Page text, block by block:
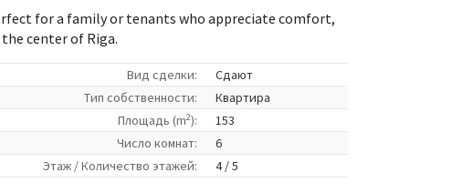
for a family or tenants who appreciate comfort,
center of Riga.
Вид сделки:
Сдают
Tип собственности:
Квартира
Площадь (m2):
153
Число комнат:
6
Этаж / Количество этажей:
4 / 5